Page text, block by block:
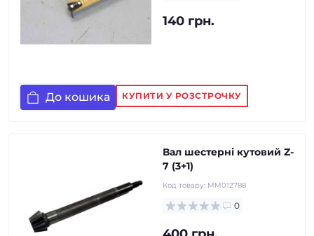
140 грн.
До кошика КУПИТИ У РОЗСТРОЧКУ
Вал шестерні кутовий Z-
7 (3+1)
Код товару: MM012788
0